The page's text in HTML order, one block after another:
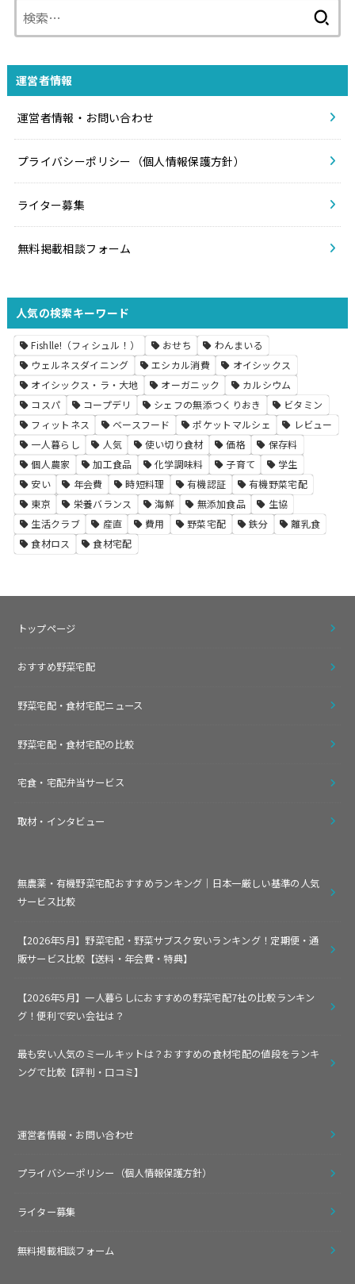
運営者情報
運営者情報・お問い合わせ
プライバシーポリシー（個人情報保護方針）
ライター募集
無料掲載相談フォーム
人気の検索キーワード
Fishlle!（フィシュル！） おせち
わんまいる
ウェルネスダイニング
エシカル消費
オイシックス
オイシックス・ラ・大地
オーガニック
カルシウム
コスパ
コープデリ シェフの無添つくりおき
ビタミン
フィットネス
ベースフード ポケットマルシェ
レビュー
一人暮らし
人気 使い切り食材 価格
保存料
個人農家
加工食品 化学調味料 子育て
学生
安い
年会費 時短料理 有機認証
有機野菜宅配
東京
栄養バランス 海鮮 無添加食品
生協
生活クラブ
産直 費用 野菜宅配 鉄分
離乳食
食材ロス
食材宅配
トップページ
おすすめ野菜宅配
野菜宅配・食材宅配ニュース
野菜宅配・食材宅配の比較
宅食・宅配弁当サービス
取材・インタビュー
無農薬・有機野菜宅配おすすめランキング｜日本一厳しい基準の人気
サービス比較
【2026年5月】野菜宅配・野菜サブスク安いランキング！定期便・通
販サービス比較【送料・年会費・特典】
【2026年5月】一人暮らしにおすすめの野菜宅配7社の比較ランキン
グ！便利で安い会社は？
最も安い人気のミールキットは？おすすめの食材宅配の値段をランキ
ングで比較【評判・口コミ】
運営者情報・お問い合わせ
プライバシーポリシー（個人情報保護方針）
ライター募集
無料掲載相談フォーム